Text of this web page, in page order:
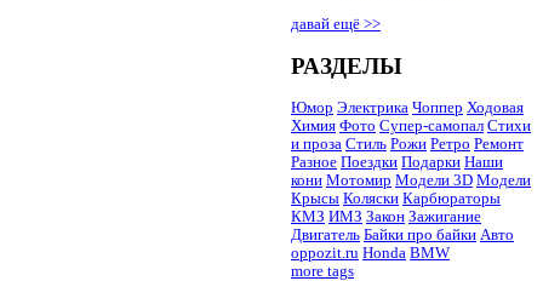
давай ещё >>
РАЗДЕЛЫ
Юмор Электрика Чоппер Ходовая
Химия Фото Супер-самопал Стихи
и проза Стиль Рожи Ретро Ремонт
Разное Поездки Подарки Наши
кони Мотомир Модели 3D Модели
Крысы Коляски Карбюраторы
КМЗ ИМЗ Закон Зажигание
Двигатель Байки про байки Авто
oppozit.ru Honda BMW
more tags